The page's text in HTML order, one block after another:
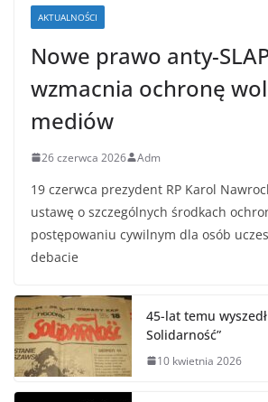
AKTUALNOŚCI
Nowe prawo anty-
wzmacnia ochronę
mediów
26 czerwca 2026 Adm
19 czerwca prezydent RP Karol
ustawę o szczególnych środkach
postępowaniu cywilnym dla osób
debacie
45-lat temu
Solidarność”
10 kwietnia 2026